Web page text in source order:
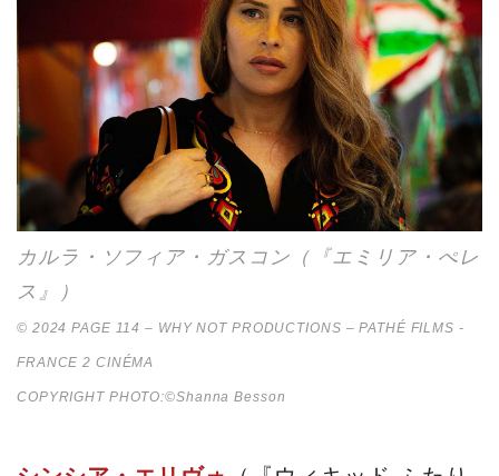
カルラ・ソフィア・ガスコン（『エミリア・ぺレ
ス』）
© 2024 PAGE 114 – WHY NOT PRODUCTIONS – PATHÉ FILMS -
FRANCE 2 CINÉMA
COPYRIGHT PHOTO:©Shanna Besson